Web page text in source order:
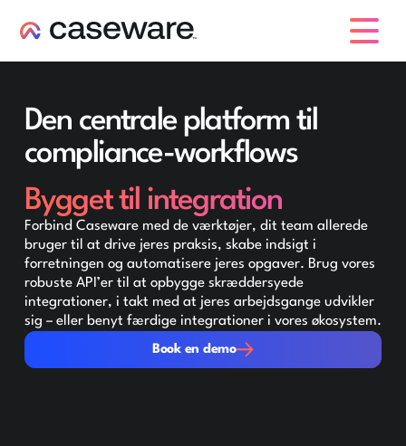
Den centrale platform til
compliance-workflows
Bygget til integration
Forbind Caseware med de værktøjer, dit team allerede
bruger til at drive jeres praksis, skabe indsigt i
forretningen og automatisere jeres opgaver. Brug vores
robuste API’er til at opbygge skræddersyede
integrationer, i takt med at jeres arbejdsgange udvikler
sig – eller benyt færdige integrationer i vores økosystem.
Book en demo
Book en demo